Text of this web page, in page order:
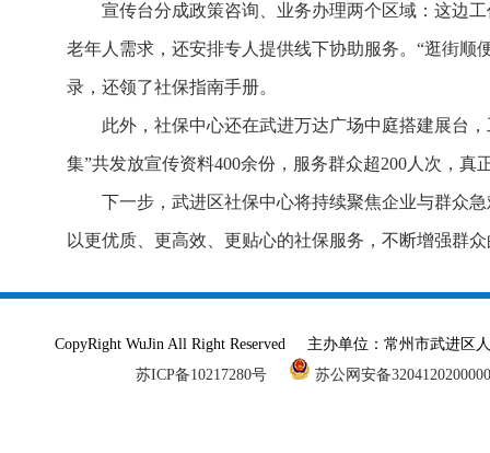
宣传台分成政策咨询、业务办理两个区域：这边
老年人需求，还安排专人提供线下协助服务。“逛街顺
录，还领了社保指南手册。
此外，社保中心还在武进万达广场中庭搭建展台
集”共发放宣传资料400余份，服务群众超200人次，真
下一步，武进区社保中心将持续聚焦企业与群众
以更优质、更高效、更贴心的社保服务，不断增强群
CopyRight WuJin All Right Reserved 主办单位：常州市武进
苏ICP备10217280号
苏公网安备